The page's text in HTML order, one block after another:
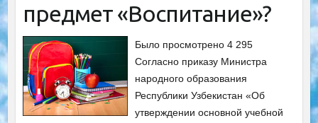
предмет «Воспитание»?
Было просмотрено 4 295
Согласно приказу Министра
народного образования
Республики Узбекистан «Об
утверждении основной учебной